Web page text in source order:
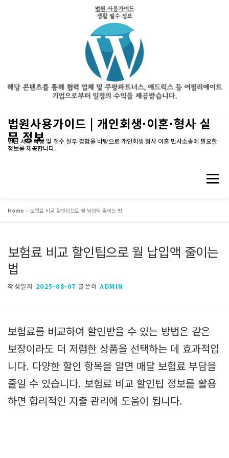
법원사용가이드 | 개인회생·이혼·형사 실
무 정보
법원 서류 작성 및 접수 실무 경험을 바탕으로 개인회생 형사 이혼 민사소송에 필요한
정보를 제공합니다.
메뉴
Home »보험료 비교 할인팁으로 월 납입액 줄이는 법
보험료 비교 할인팁으로 월 납입액 줄이는
법
작성일자 2025-08-07 글쓴이 ADMIN
보험료를 비교하여 할인받을 수 있는 방법은 같은
보장이라도 더 저렴한 상품을 선택하는 데 효과적입
니다. 다양한 할인 항목을 알면 매달 보험료 부담을
줄일 수 있습니다. 보험료 비교 할인팁 정보를 활용
하면 합리적인 지출 관리에 도움이 됩니다.